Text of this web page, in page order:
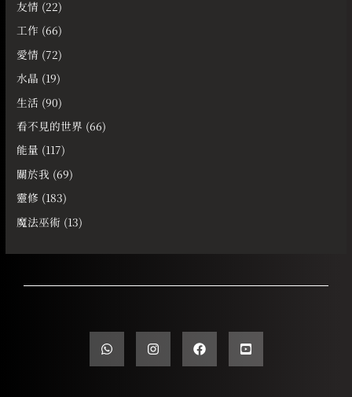
友情 (22)
工作 (66)
愛情 (72)
水晶 (19)
生活 (90)
看不見的世界 (66)
能量 (117)
關於我 (69)
靈修 (183)
魔法巫術 (13)